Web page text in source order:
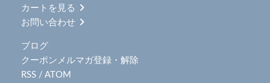
カートを見る
お問い合わせ
ブログ
クーポンメルマガ登録・解除
RSS / ATOM